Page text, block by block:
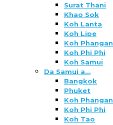
Surat Thani
Khao Sok
Koh Lanta
Koh Lipe
Koh Phangan
Koh Phi Phi
Koh Samui
Da Samui a…
Bangkok
Phuket
Koh Phangan
Koh Phi Phi
Koh Tao